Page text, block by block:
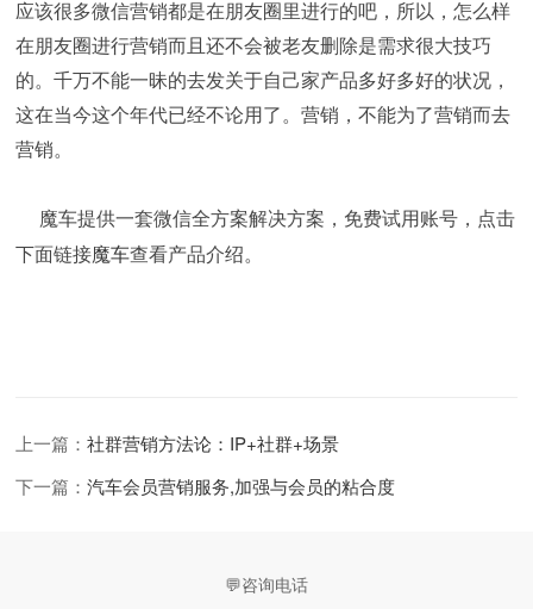
应该很多微信营销都是在朋友圈里进行的吧，所以，怎么样
在朋友圈进行营销而且还不会被老友删除是需求很大技巧
的。千万不能一昧的去发关于自己家产品多好多好的状况，
这在当今这个年代已经不论用了。营销，不能为了营销而去
营销。
魔车提供一套微信全方案解决方案，免费试用账号，点击
下面链接魔车查看产品介绍。
上一篇：社群营销方法论：IP+社群+场景
下一篇：汽车会员营销服务,加强与会员的粘合度
💬咨询电话